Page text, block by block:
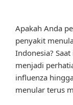
Apakah Anda
penyakit
Indonesia?
menjadi
influenza
menular terus